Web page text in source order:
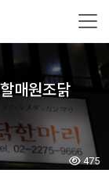
매원조닭
475